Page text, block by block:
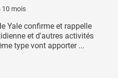
10 mois
Yale confirme et rappelle
et d'autres activités
type vont apporter ...